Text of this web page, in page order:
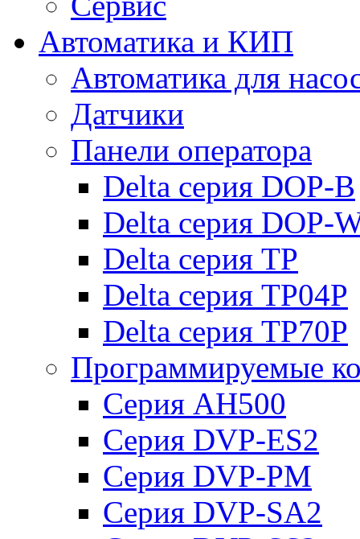
Автоматика и КИП
Автоматика для
Датчики
Панели оператора
Delta серия DOP-B
Delta серия DOP-
Delta серия TP
Delta серия TP04P
Delta серия TP70P
Программируемые
Серия AH500
Серия DVP-ES2
Серия DVP-PM
Серия DVP-SA2